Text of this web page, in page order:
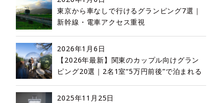
東京から車なしで行けるグランピング7選｜
新幹線・電車アクセス重視
2026年1月6日
【2026年最新】関東のカップル向けグラン
ピング20選｜2名1室“5万円前後”で泊まれる
2025年11月25日